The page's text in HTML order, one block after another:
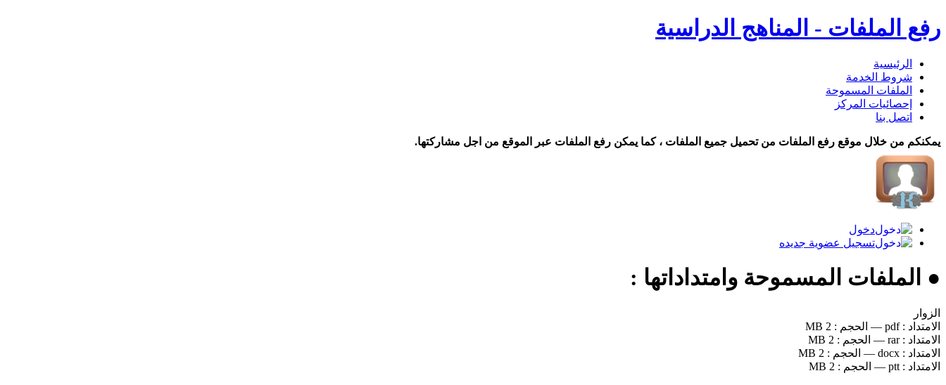
رفع الملفات - المناهج الدراسية
الرئيسية
شروط الخدمة
الملفات المسموحة
إحصائيات المركز
اتصل بنا
يمكنكم من خلال موقع رفع الملفات من تحميل جميع الملفات ، كما يمكن رفع الملفات عبر الموقع من اجل مشاركتها.
دخول
تسجيل عضوية جديده
● الملفات المسموحة وامتداداتها :
الزوار
الامتداد :pdf
— الحجم : 2 MB
الامتداد :rar
— الحجم : 2 MB
الامتداد : docx
— الحجم : 2 MB
الامتداد : ptt
— الحجم : 2 MB